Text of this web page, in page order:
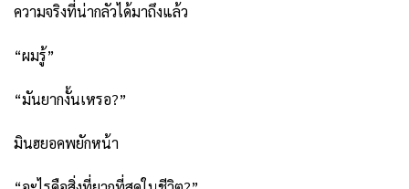
ความจริงที่น่ากลัวได้มาถึงแล้ว
“ผมรู้”
“มันยากงั้นเหรอ?”
มินฮยอคพยักหน้า